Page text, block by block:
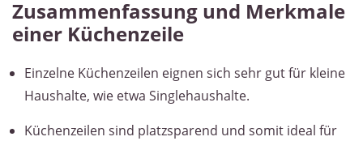
Zusammenfassung und Merkmale
einer Küchenzeile
Einzelne Küchenzeilen eignen sich sehr gut für kleine
Haushalte, wie etwa Singlehaushalte.
Küchenzeilen sind platzsparend und somit ideal für